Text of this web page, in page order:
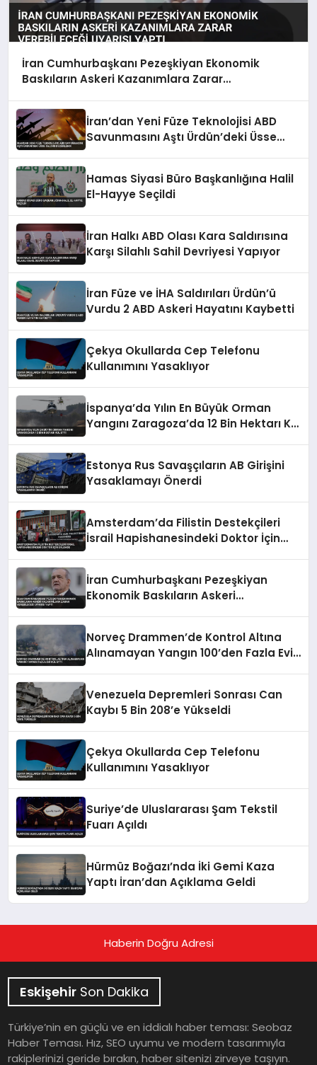
İran Cumhurbaşkanı Pezeşkiyan Ekonomik
Baskıların Askeri Kazanımlara Zarar
İran’dan Yeni Füze Teknolojisi ABD
Savunmasını Aştı Ürdün’deki Üsse
Hamas Siyasi Büro Başkanlığına Halil
El-Hayye Seçildi
İran Halkı ABD Olası Kara Saldırısına
Karşı Silahlı Sahil Devriyesi Yapıyor
İran Füze ve İHA Saldırıları Ürdün’ü
Vurdu 2 ABD Askeri Hayatını Kaybetti
Çekya Okullarda Cep Telefonu
Kullanımını Yasaklıyor
İspanya’da Yılın En Büyük Orman
Yangını Zaragoza’da 12 Bin Hektarı Kül
Estonya Rus Savaşçıların AB Girişini
Yasaklamayı Önerdi
Amsterdam’da Filistin Destekçileri
İsrail Hapishanesindeki Doktor İçin
İran Cumhurbaşkanı Pezeşkiyan
Ekonomik Baskıların Askeri
Norveç Drammen’de Kontrol Altına
Alınamayan Yangın 100’den Fazla Evi
Venezuela Depremleri Sonrası Can
Kaybı 5 Bin 208’e Yükseldi
Çekya Okullarda Cep Telefonu
Kullanımını Yasaklıyor
Suriye’de Uluslararası Şam Tekstil
Fuarı Açıldı
Hürmüz Boğazı’nda İki Gemi Kaza
Yaptı İran’dan Açıklama Geldi
Haberin Doğru Adresi
Eskişehir Son Dakika
Türkiye’nin en güçlü ve en iddialı haber teması: Seobaz
Haber Teması. Hız, SEO uyumu ve modern tasarımıyla
rakiplerinizi geride bırakın, haber sitenizi zirveye taşıyın.